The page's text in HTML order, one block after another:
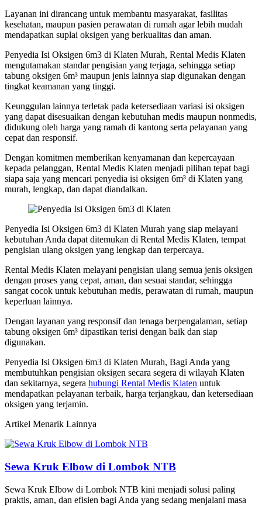
Layanan ini dirancang untuk membantu masyarakat, fasilitas
kesehatan, maupun pasien perawatan di rumah agar lebih mudah
mendapatkan suplai oksigen yang berkualitas dan aman.
Penyedia Isi Oksigen 6m3 di Klaten Murah, Rental Medis Klaten
mengutamakan standar pengisian yang terjaga, sehingga setiap
tabung oksigen 6m³ maupun jenis lainnya siap digunakan dengan
tingkat keamanan yang tinggi.
Keunggulan lainnya terletak pada ketersediaan variasi isi oksigen
yang dapat disesuaikan dengan kebutuhan medis maupun nonmedis,
didukung oleh harga yang ramah di kantong serta pelayanan yang
cepat dan responsif.
Dengan komitmen memberikan kenyamanan dan kepercayaan
kepada pelanggan, Rental Medis Klaten menjadi pilihan tepat bagi
siapa saja yang mencari penyedia isi oksigen 6m³ di Klaten yang
murah, lengkap, dan dapat diandalkan.
Penyedia Isi Oksigen 6m3 di Klaten Murah yang siap melayani
kebutuhan Anda dapat ditemukan di Rental Medis Klaten, tempat
pengisian ulang oksigen yang lengkap dan terpercaya.
Rental Medis Klaten melayani pengisian ulang semua jenis oksigen
dengan proses yang cepat, aman, dan sesuai standar, sehingga
sangat cocok untuk kebutuhan medis, perawatan di rumah, maupun
keperluan lainnya.
Dengan layanan yang responsif dan tenaga berpengalaman, setiap
tabung oksigen 6m³ dipastikan terisi dengan baik dan siap
digunakan.
Penyedia Isi Oksigen 6m3 di Klaten Murah, Bagi Anda yang
membutuhkan pengisian oksigen secara segera di wilayah Klaten
dan sekitarnya, segera hubungi Rental Medis Klaten untuk
mendapatkan pelayanan terbaik, harga terjangkau, dan ketersediaan
oksigen yang terjamin.
Artikel Menarik Lainnya
Sewa Kruk Elbow di Lombok NTB
Sewa Kruk Elbow di Lombok NTB kini menjadi solusi paling
praktis, aman, dan efisien bagi Anda yang sedang menjalani masa